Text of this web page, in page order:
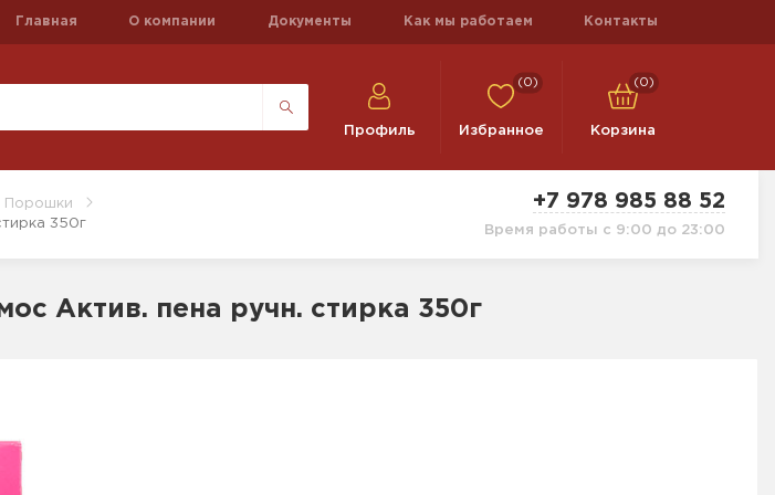
Главная О компании Документы Как мы работаем Контакты
Профиль
(0)
Избранное
(0)
Корзина
Порошки
350г
+7 978 985 88 52
Время работы с 9:00 до 23:00
Актив. пена ручн. стирка 350г